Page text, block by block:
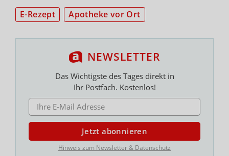
E-Rezept Apotheke vor Ort
NEWSLETTER
Das Wichtigste des Tages direkt in
Ihr Postfach. Kostenlos!
E-MAIL ADRESSE
Jetzt abonnieren
Hinweis zum Newsletter & Datenschutz